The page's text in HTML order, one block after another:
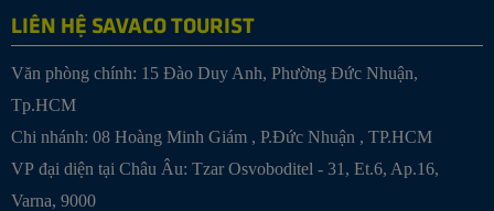
LIÊN HỆ SAVACO TOURIST
Văn phòng chính: 15 Đào Duy Anh, Phường Đức Nhuận,
Tp.HCM
Chi nhánh: 08 Hoàng Minh Giám , P.Đức Nhuận , TP.HCM
VP đại diện tại Châu Âu: Tzar Osvoboditel - 31, Et.6, Ap.16,
Varna, 9000